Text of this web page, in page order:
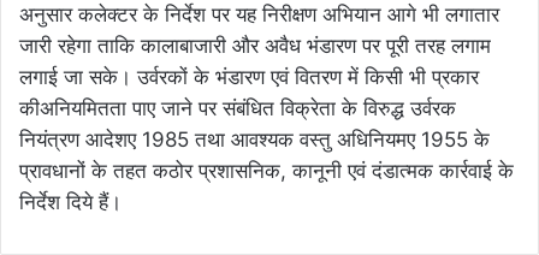
अनुसार कलेक्टर के निर्देश पर यह निरीक्षण अभियान आगे भी लगातार
जारी रहेगा ताकि कालाबाजारी और अवैध भंडारण पर पूरी तरह लगाम
लगाई जा सके। उर्वरकों के भंडारण एवं वितरण में किसी भी प्रकार
कीअनियमितता पाए जाने पर संबंधित विक्रेता के विरुद्ध उर्वरक
नियंत्रण आदेशए 1985 तथा आवश्यक वस्तु अधिनियमए 1955 के
प्रावधानों के तहत कठोर प्रशासनिक, कानूनी एवं दंडात्मक कार्रवाई के
निर्देश दिये हैं।